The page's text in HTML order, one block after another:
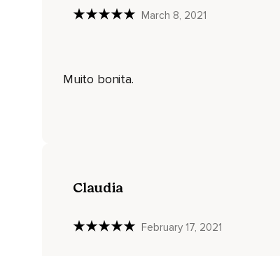
March 8, 2021
Muito bonita.
Claudia
February 17, 2021